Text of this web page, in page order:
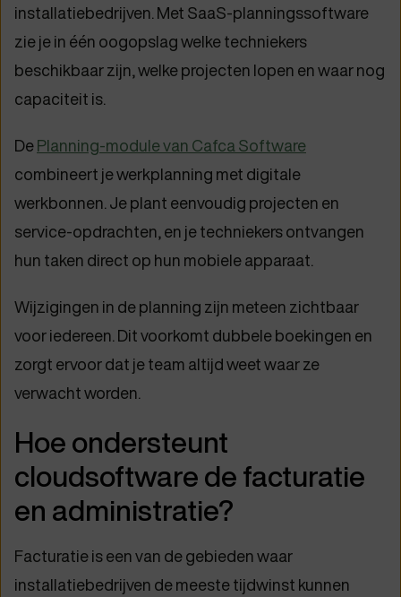
installatiebedrijven. Met SaaS-planningssoftware
zie je in één oogopslag welke techniekers
beschikbaar zijn, welke projecten lopen en waar nog
capaciteit is.
DePlanning-module van Cafca Software
combineert je werkplanning met digitale
werkbonnen. Je plant eenvoudig projecten en
service-opdrachten, en je techniekers ontvangen
hun taken direct op hun mobiele apparaat.
Wijzigingen in de planning zijn meteen zichtbaar
voor iedereen. Dit voorkomt dubbele boekingen en
zorgt ervoor dat je team altijd weet waar ze
verwacht worden.
Hoe ondersteunt
cloudsoftware de facturatie
en administratie?
Facturatie is een van de gebieden waar
installatiebedrijven de meeste tijdwinst kunnen